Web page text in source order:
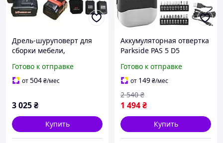
Дрель-шуруповерт для
сборки мебели,
с набором насадок,
Безщеточный
Готово к отправке
от504₴/мес
3 025₴
Купить
Аккумуляторная отвертка
Parkside PAS 5 D5
для сборки и ремонта 4 В
1500 мАч 10 Нм
Готово к отправке
от 149₴/мес
1 494₴
2 540 ₴
Купить